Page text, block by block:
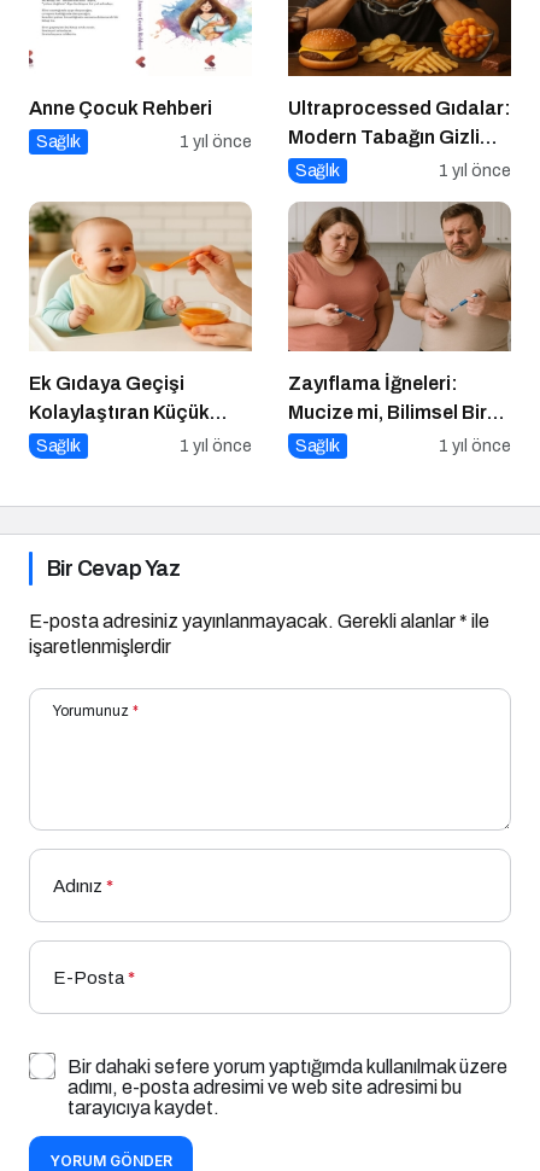
Anne Çocuk Rehberi
Sağlık 1 yıl önce
Ultraprocessed Gıdalar:
Modern Tabağın Gizli
Psikobiyolojisi
Sağlık 1 yıl önce
Ek Gıdaya Geçişi
Kolaylaştıran Küçük
Sırlar
Sağlık 1 yıl önce
Zayıflama İğneleri:
Mucize mi, Bilimsel Bir
Araç mı?
Sağlık 1 yıl önce
Bir Cevap Yaz
E-posta adresiniz yayınlanmayacak. Gerekli alanlar* ile
işaretlenmişlerdir
Yorumunuz *
Adınız *
E-Posta*
Bir dahaki sefere yorum yaptığımda kullanılmak üzere
adımı, e-posta adresimi ve web site adresimi bu
tarayıcıya kaydet.
YORUM GÖNDER